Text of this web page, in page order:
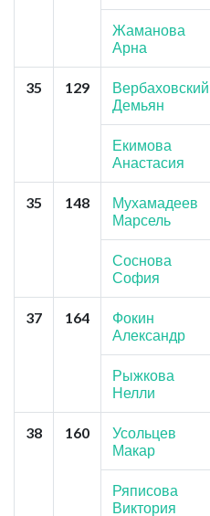
Жаманова
Арна
35 129
Вербаховский
Демьян
Екимова
Анастасия
35 148
Мухамадеев
Марсель
Соснова
София
37 164
Фокин
Александр
Рыжкова
Нелли
38 160
Усольцев
Макар
Ряписова
Виктория